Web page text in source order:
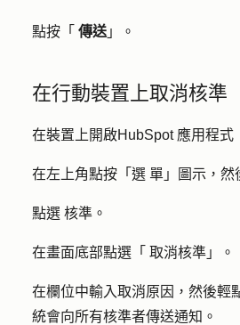
點按「 傳送 」。
在行動裝置上取消核準
在裝置上開啟HubSpot 應用程式
在左上角點按「選 單」圖示 ，然
點選 核準 。
在畫面底部點選「 取消核準」。
在欄位中輸入取消原因 ，然後輕
統會向所有核準者傳送通知。